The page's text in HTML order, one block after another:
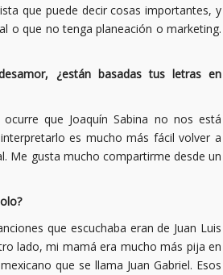
que puede decir cosas importantes, y
o que no tenga planeación o marketing.
¿están basadas tus letras en
que Joaquín Sabina no nos está
es mucho más fácil volver a
Me gusta mucho compartirme desde un
que escuchaba eran de Juan Luis
lado, mi mamá era mucho más pija en
que se llama Juan Gabriel. Esos